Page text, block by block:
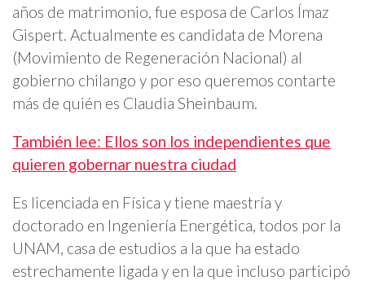
años de matrimonio, fue esposa de Carlos Ímaz
Gispert. Actualmente es candidata de Morena
(Movimiento de Regeneración Nacional) al
gobierno chilango y por eso queremos contarte
más de quién es Claudia Sheinbaum.
También lee: Ellos son los independientes que
quieren gobernar nuestra ciudad
Es licenciada en Física y tiene maestría y
doctorado en Ingeniería Energética, todos por la
UNAM, casa de estudios a la que ha estado
estrechamente ligada y en la que incluso participó